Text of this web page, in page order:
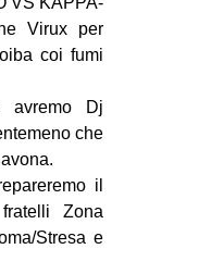
Virux per
coi fumi
avremo Dj
che
il
Zona
Stresa e